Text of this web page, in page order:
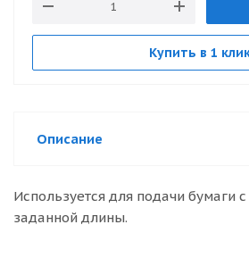
Купить в 1
Описание
Используется для подачи бумаги
заданной длины.